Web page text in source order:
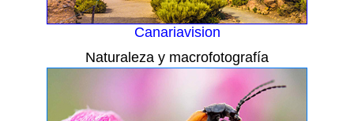
Canariavision
Naturaleza y macrofotografía